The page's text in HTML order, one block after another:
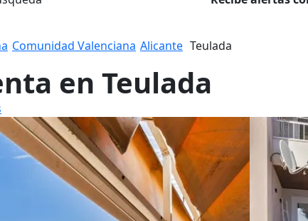
Comunidad Valenciana Alicante Teulada
en Teulada